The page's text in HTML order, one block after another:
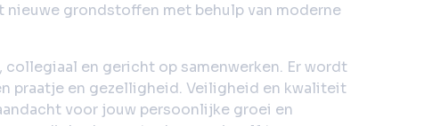
grondstoffen met behulp van moderne
en gericht op samenwerken. Er wordt
praatje en gezelligheid. Veiligheid en kwaliteit
voor jouw persoonlijke groei en